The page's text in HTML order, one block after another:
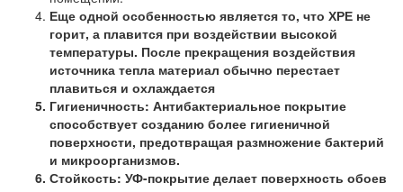
Еще одной особенностью является то, что ХРЕ не
горит, а плавится при воздействии высокой
температуры. После прекращения воздействия
источника тепла материал обычно перестает
плавиться и охлаждается
Гигиеничность: Антибактериальное покрытие
способствует созданию более гигиеничной
поверхности, предотвращая размножение бактерий
и микроорганизмов.
Стойкость: УФ-покрытие делает поверхность обоев